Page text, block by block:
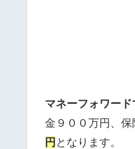
マネーフォワー
金９００万円、保
円 となります。